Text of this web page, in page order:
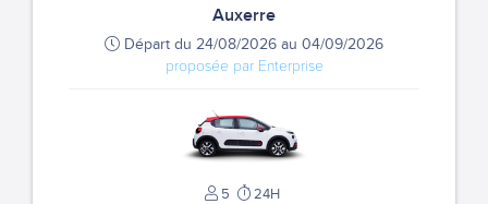
Auxerre
Départ du 24/08/2026 au 04/09/2026
proposée par Enterprise
5 24H